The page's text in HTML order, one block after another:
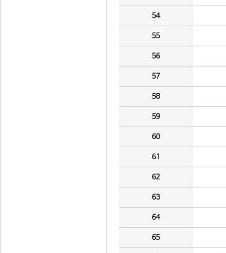
54
55
56
57
58
59
60
61
62
63
64
65